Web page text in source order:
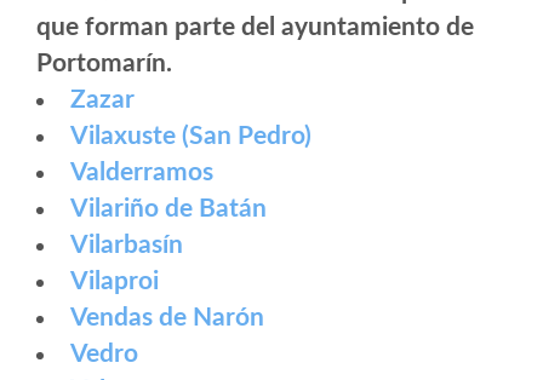
que forman parte del ayuntamiento de
Portomarín.
Zazar
Vilaxuste (San Pedro)
Valderramos
Vilariño de Batán
Vilarbasín
Vilaproi
Vendas de Narón
Vedro